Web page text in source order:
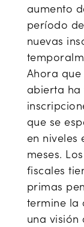
aumento
período
nuevas
Ahora
abierta ha
que se
en niveles
meses.
fiscales
primas
termine la
una